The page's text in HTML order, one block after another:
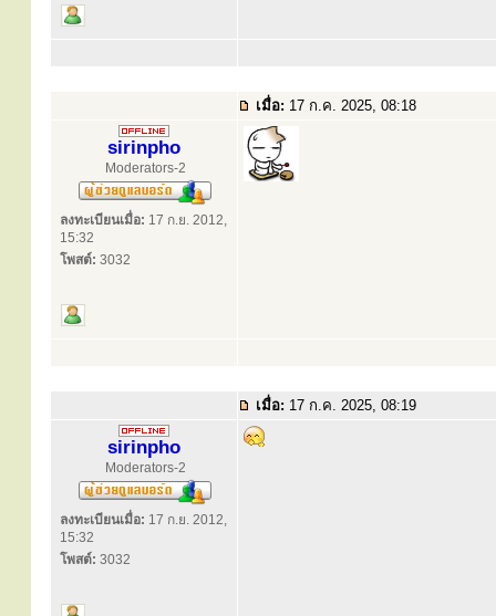
เมื่อ: 17 ก.ค. 2025, 08:18
sirinpho
Moderators-2
ลงทะเบียนเมื่อ: 17 ก.ย. 2012,
15:32
โพสต์: 3032
เมื่อ: 17 ก.ค. 2025, 08:19
sirinpho
Moderators-2
ลงทะเบียนเมื่อ: 17 ก.ย. 2012,
15:32
โพสต์: 3032